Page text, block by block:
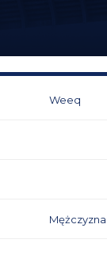
Weeq
Mężczyzna